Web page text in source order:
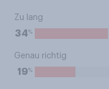
Zu lang
34%
Genau richtig
19%